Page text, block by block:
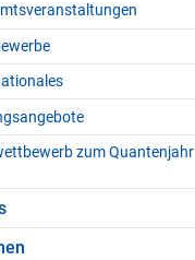
zum Quantenjahr